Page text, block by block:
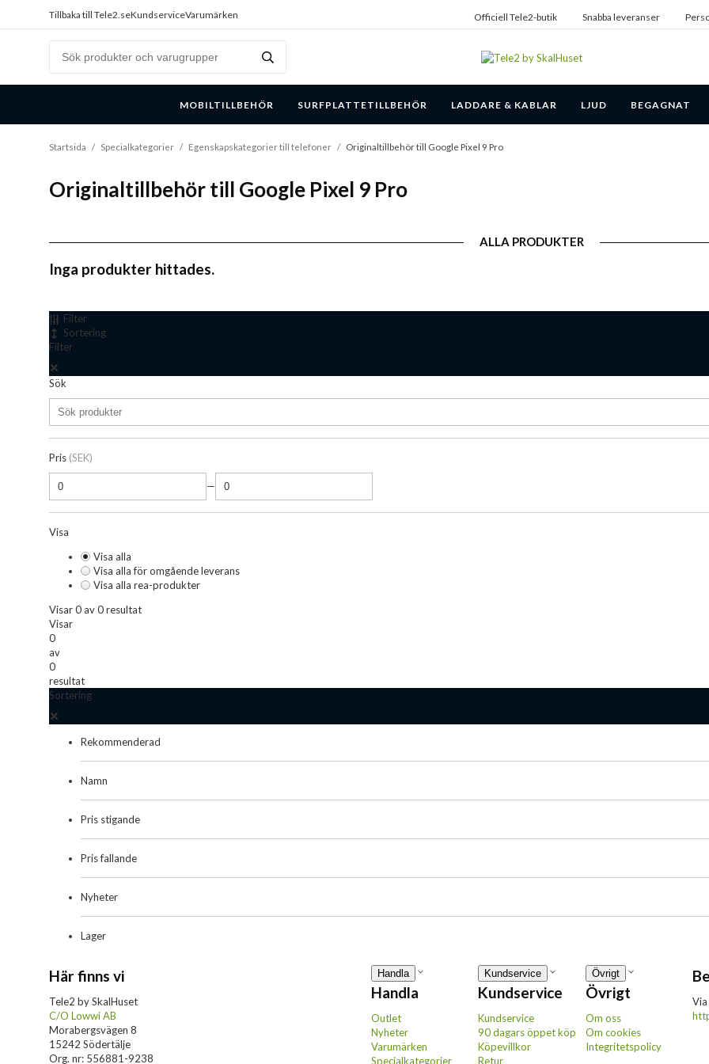
Tillbaka till Tele2.seKundserviceVarumärken Officiell Tele2-butik Snabba leveranser
MOBILTILLBEHÖR SURFPLATTETILLBEHÖR LADDARE & KABLAR LJUD BEGAGNAT
Startsida / Specialkategorier / Egenskapskategorier till telefoner / Originaltillbehör till Google Pixel 9 Pro
Originaltillbehör till Google Pixel 9 Pro
ALLA PRODUKTER
Inga produkter hittades.
Filter
Sortering
Filter
Sök
Pris (SEK)
—
Visa
Visa alla
Visa alla för omgående leverans
Visa alla rea-produkter
Visar 0 av 0 resultat
Visar
0
av
0
resultat
Sortering
Rekommenderad
Namn
Pris stigande
Pris fallande
Nyheter
Lager
Här finns vi
Tele2 by SkalHuset
C/O Lowwi AB
Morabergsvägen 8
15242 Södertälje
Org. nr: 556881-9238
Handla
Handla
Outlet
Nyheter
Varumärken
Specialkategorier
Kundservice
Kundservice
Kundservice
90 dagars öppet köp
Köpevillkor
Retur
Övrigt
Övrigt
Om oss
Om cookies
Integritetspolicy